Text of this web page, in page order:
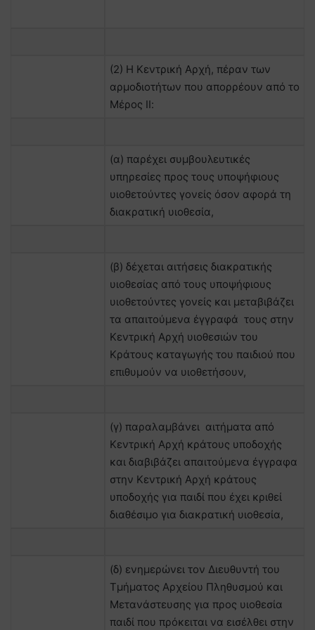
(2) Η Κεντρική Αρχή, πέραν των
αρμοδιοτήτων που απορρέουν από το
Μέρος ΙΙ:
(α) παρέχει συμβουλευτικές
υπηρεσίες προς τους υποψήφιους
υιοθετούντες γονείς όσον αφορά τη
διακρατική υιοθεσία,
(β) δέχεται αιτήσεις διακρατικής
υιοθεσίας από τους υποψήφιους
υιοθετούντες γονείς και μεταβιβάζει
τα απαιτούμενα έγγραφά τους στην
Κεντρική Αρχή υιοθεσιών του
Κράτους καταγωγής του παιδιού που
επιθυμούν να υιοθετήσουν,
(γ) παραλαμβάνει αιτήματα από
Κεντρική Αρχή κράτους υποδοχής
και διαβιβάζει απαιτούμενα έγγραφα
στην Κεντρική Αρχή κράτους
υποδοχής για παιδί που έχει κριθεί
διαθέσιμο για διακρατική υιοθεσία,
(δ) ενημερώνει τον Διευθυντή του
Τμήματος Αρχείου Πληθυσμού και
Μετανάστευσης για προς υιοθεσία
παιδί που πρόκειται να εισέλθει στην